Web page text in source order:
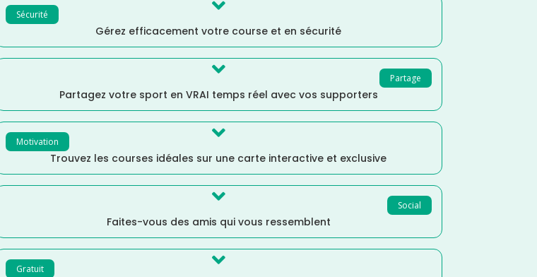
Sécurité 
Gérez efficacement votre course et en sécurité
Partage

Partagez votre sport en VRAI temps réel avec vos supporters
Motivation 
Trouvez les courses idéales sur une carte interactive et exclusive
Social

Faites-vous des amis qui vous ressemblent
Gratuit 